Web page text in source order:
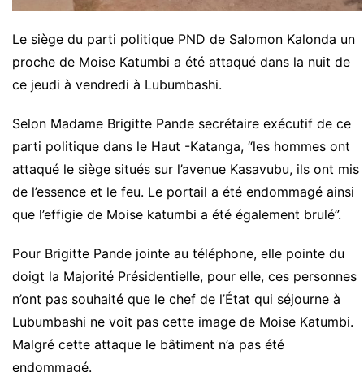
Le siège du parti politique PND de Salomon Kalonda un
proche de Moise Katumbi a été attaqué dans la nuit de
ce jeudi à vendredi à Lubumbashi.
Selon Madame Brigitte Pande secrétaire exécutif de ce
parti politique dans le Haut -Katanga, “les hommes ont
attaqué le siège situés sur l’avenue Kasavubu, ils ont mis
de l’essence et le feu. Le portail a été endommagé ainsi
que l’effigie de Moise katumbi a été également brulé”.
Pour Brigitte Pande jointe au téléphone, elle pointe du
doigt la Majorité Présidentielle, pour elle, ces personnes
n’ont pas souhaité que le chef de l’État qui séjourne à
Lubumbashi ne voit pas cette image de Moise Katumbi.
Malgré cette attaque le bâtiment n’a pas été
endommagé.